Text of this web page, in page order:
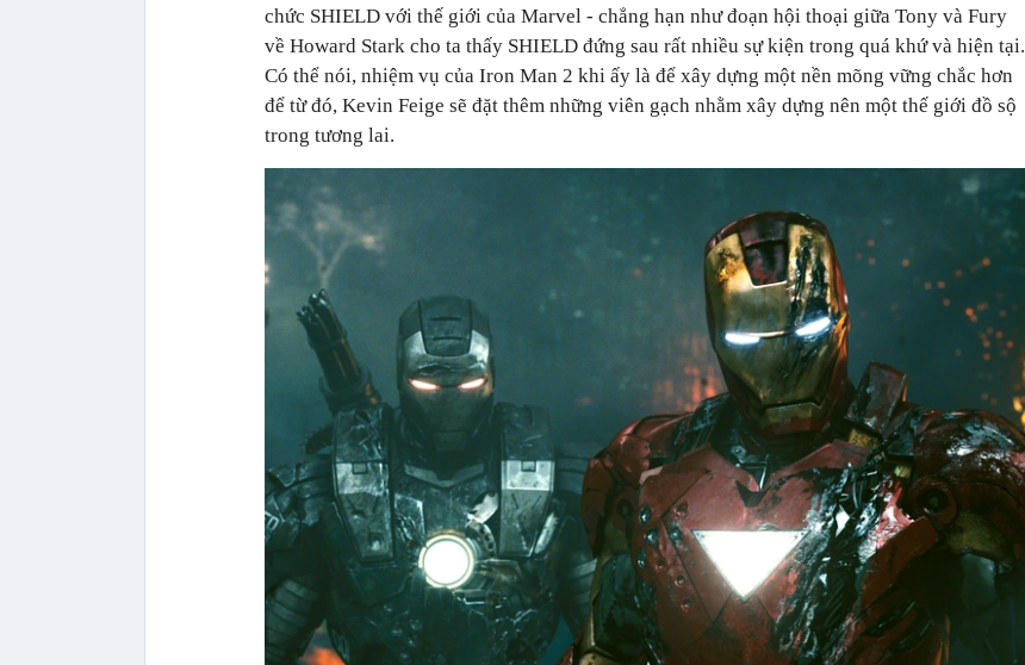
chức SHIELD với thế giới của Marvel - chẳng hạn như đoạn hội thoại giữa Tony và Fury
về Howard Stark cho ta thấy SHIELD đứng sau rất nhiều sự kiện trong quá khứ và hiện tại.
Có thể nói, nhiệm vụ của Iron Man 2 khi ấy là để xây dựng một nền mõng vững chắc hơn
để từ đó, Kevin Feige sẽ đặt thêm những viên gạch nhằm xây dựng nên một thế giới đồ sộ
trong tương lai.